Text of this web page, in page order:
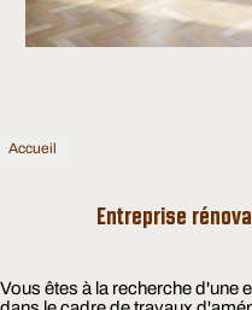
Accueil
Entreprise
Vous êtes à la recherche d'une